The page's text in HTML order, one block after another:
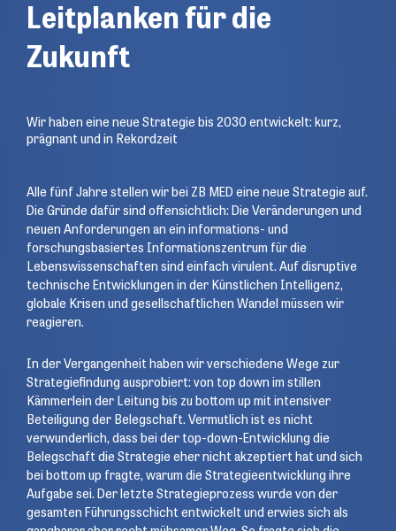
Leitplanken für die
Zukunft
Wir haben eine neue Strategie bis 2030 entwickelt: kurz,
prägnant und in Rekordzeit
Alle fünf Jahre stellen wir bei ZB MED eine neue Strategie auf.
Die Gründe dafür sind offensichtlich: Die Veränderungen und
neuen Anforderungen an ein informations- und
forschungsbasiertes Informationszentrum für die
Lebenswissenschaften sind einfach virulent. Auf disruptive
technische Entwicklungen in der Künstlichen Intelligenz,
globale Krisen und gesellschaftlichen Wandel müssen wir
reagieren.
In der Vergangenheit haben wir verschiedene Wege zur
Strategiefindung ausprobiert: von top down im stillen
Kämmerlein der Leitung bis zu bottom up mit intensiver
Beteiligung der Belegschaft. Vermutlich ist es nicht
verwunderlich, dass bei der top-down-Entwicklung die
Belegschaft die Strategie eher nicht akzeptiert hat und sich
bei bottom up fragte, warum die Strategieentwicklung ihre
Aufgabe sei. Der letzte Strategieprozess wurde von der
gesamten Führungsschicht entwickelt und erwies sich als